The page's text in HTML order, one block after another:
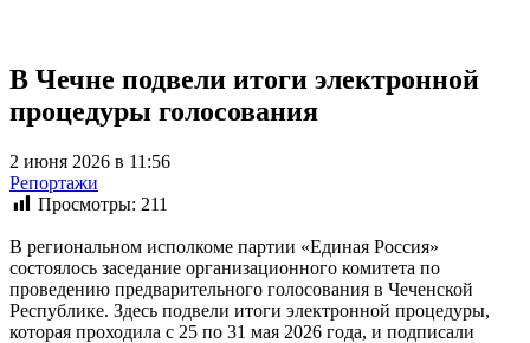
В Чечне подвели итоги электронной
процедуры голосования
2 июня 2026 в 11:56
Репортажи
Просмотры: 211
В региональном исполкоме партии «Единая Россия»
состоялось заседание организационного комитета по
проведению предварительного голосования в Чеченской
Республике. Здесь подвели итоги электронной процедуры,
которая проходила с 25 по 31 мая 2026 года, и подписали